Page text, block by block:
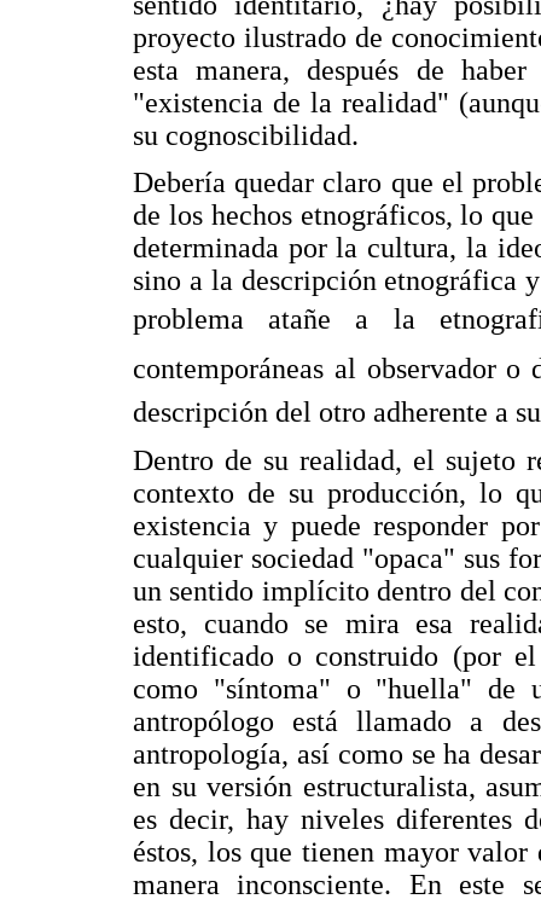
proyecto ilustrado de
esta manera, después de
"existencia de la realidad"
su cognoscibilidad.
Debería quedar claro que el
de los hechos etnográficos, lo
determinada por la cultura, la
sino a la descripción etnográfica
problema atañe a la
contemporáneas al observador o
descripción del otro adherente a
Dentro de su realidad, el sujeto
contexto de su producción, lo
existencia y puede responder
cualquier sociedad "opaca" sus
un sentido implícito dentro del
esto, cuando se mira esa
identificado o construido (por
como "síntoma" o "huella" de
antropólogo está llamado a
antropología, así como se ha
en su versión estructuralista,
es decir, hay niveles diferentes
éstos, los que tienen mayor
manera inconsciente. En este